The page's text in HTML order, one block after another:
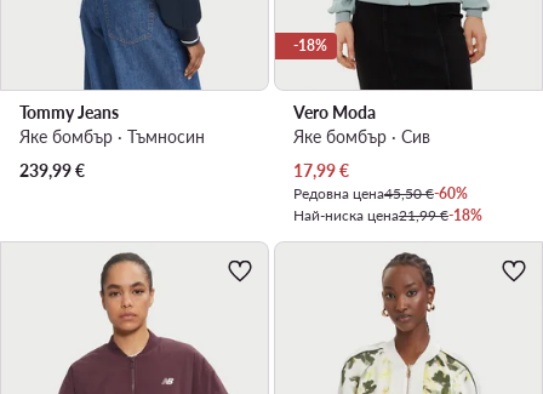
Tommy Jeans
Яке бомбър · Тъмносин
239,99€
-18%
Vero Moda
Яке бомбър · Сив
Актуална цена
17,99€
Редовна цена45,50 €-60%
Най-ниска цена21,99 €-18%